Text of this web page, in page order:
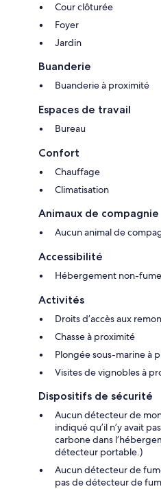
Cour clôturée
Foyer
Jardin
Buanderie
Buanderie à proximité
Espaces de travail
Bureau
Confort
Chauffage
Climatisation
Animaux de compagnie
Aucun animal de
Accessibilité
Hébergement non-
Activités
Droits d’accès aux
Chasse à proximité
Plongée sous-marine à
Visites de vignobles à
Dispositifs de sécurité
Aucun détecteur de
indiqué qu’il n’y avait
carbone dans
détecteur portable.)
Aucun détecteur de
pas de détecteur de